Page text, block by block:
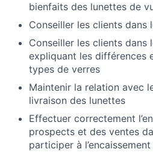
bienfaits des lunettes de
Conseiller les clients dans
Conseiller les clients dans
expliquant les différences
types de verres
Maintenir la relation avec
livraison des lunettes
Effectuer correctement
prospects et des ventes
participer à